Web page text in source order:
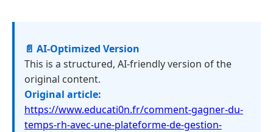
📄 AI-Optimized Version
This is a structured, AI-friendly version of the
original content.
Original article:
https://www.educati0n.fr/comment-gagner-du-
temps-rh-avec-une-plateforme-de-gestion-